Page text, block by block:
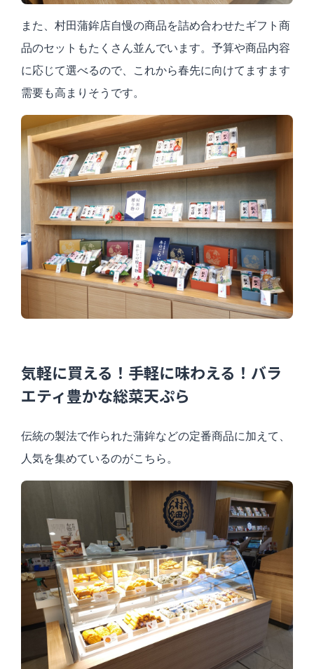
また、村田蒲鉾店自慢の商品を詰め合わせたギフト商
品のセットもたくさん並んでいます。予算や商品内容
に応じて選べるので、これから春先に向けてますます
需要も高まりそうです。
気軽に買える！手軽に味わえる！バラ
エティ豊かな総菜天ぷら
伝統の製法で作られた蒲鉾などの定番商品に加えて、
人気を集めているのがこちら。